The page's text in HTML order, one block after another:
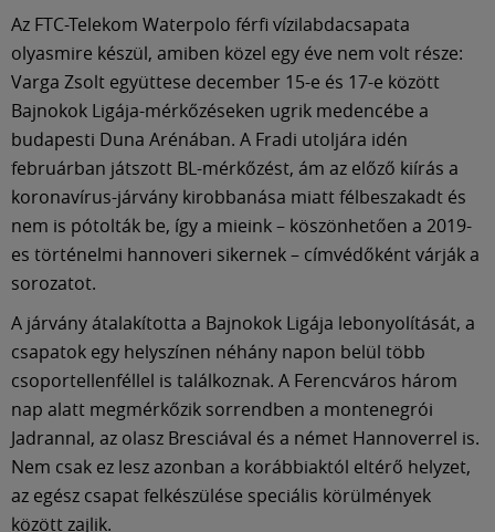
Az FTC-Telekom Waterpolo férfi vízilabdacsapata
olyasmire készül, amiben közel egy éve nem volt része:
Varga Zsolt együttese december 15-e és 17-e között
Bajnokok Ligája-mérkőzéseken ugrik medencébe a
budapesti Duna Arénában. A Fradi utoljára idén
februárban játszott BL-mérkőzést, ám az előző kiírás a
koronavírus-járvány kirobbanása miatt félbeszakadt és
nem is pótolták be, így a mieink – köszönhetően a 2019-
es történelmi hannoveri sikernek – címvédőként várják a
sorozatot.
A járvány átalakította a Bajnokok Ligája lebonyolítását, a
csapatok egy helyszínen néhány napon belül több
csoportellenféllel is találkoznak. A Ferencváros három
nap alatt megmérkőzik sorrendben a montenegrói
Jadrannal, az olasz Bresciával és a német Hannoverrel is.
Nem csak ez lesz azonban a korábbiaktól eltérő helyzet,
az egész csapat felkészülése speciális körülmények
között zajlik.
Múzeum
English